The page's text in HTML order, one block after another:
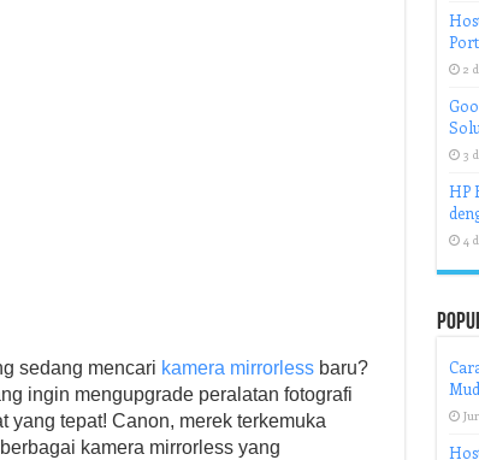
sedang mencari kamera mirrorlessbaru?
ingin mengupgrade peralatan fotografi
yang tepat! Canon, merek terkemuka
kamera mirrorless yang
2
3
HP
4